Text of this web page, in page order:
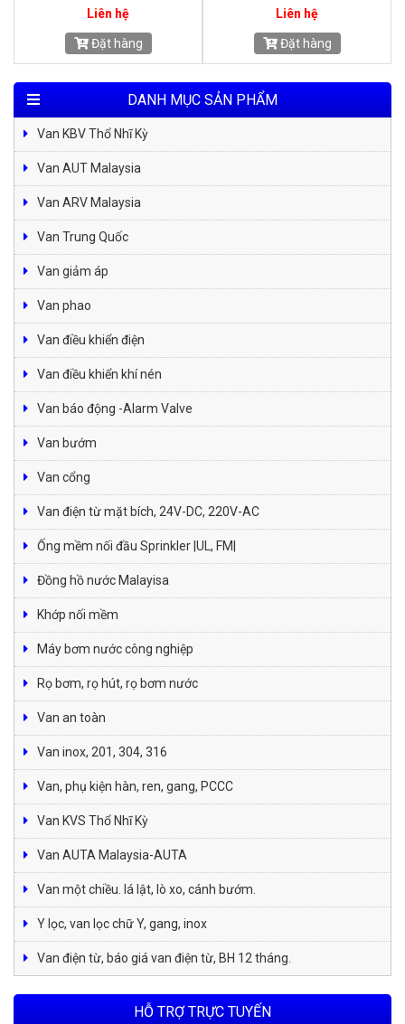
Liên hệ
Đặt hàng
Liên hệ
Đặt hàng
DANH MỤC SẢN PHẨM
Van KBV Thổ Nhĩ Kỳ
Van AUT Malaysia
Van ARV Malaysia
Van Trung Quốc
Van giảm áp
Van phao
Van điều khiển điện
Van điều khiển khí nén
Van báo động -Alarm Valve
Van bướm
Van cổng
Van điện từ mặt bích, 24V-DC, 220V-AC
Ống mềm nối đầu Sprinkler |UL, FM|
Đồng hồ nước Malayisa
Khớp nối mềm
Máy bơm nước công nghiệp
Rọ bơm, rọ hút, rọ bơm nước
Van an toàn
Van inox, 201, 304, 316
Van, phụ kiện hàn, ren, gang, PCCC
Van KVS Thổ Nhĩ Kỳ
Van AUTA Malaysia-AUTA
Van một chiều. lá lật, lò xo, cánh bướm.
Y lọc, van lọc chữ Y, gang, inox
Van điện từ, báo giá van điện từ, BH 12 tháng.
HỖ TRỢ TRỰC TUYẾN